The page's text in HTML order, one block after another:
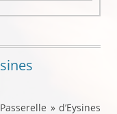
» d’Eysines